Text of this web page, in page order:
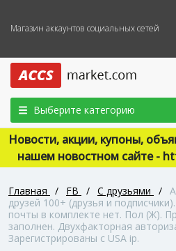
Магазин аккаунтов социальных сетей
Выберите категорию
Новости, акции, купоны,
нашем новостном сайте -
Главная / FB / С друзьями /
друзей 100+ (друзья и
почты в комплекте нет. Пол (Ж).
заполнен. Двухфакторная
Зарегистрированы с USA ip.